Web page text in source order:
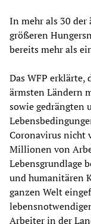
In mehr als 30 der
größeren
bereits mehr als
Das WFP erklärte,
ärmsten Ländern
sowie gedrängten
Coronavirus nicht
Millionen von
Lebensgrundlage
und humanitären
ganzen Welt
Arbeiter in der